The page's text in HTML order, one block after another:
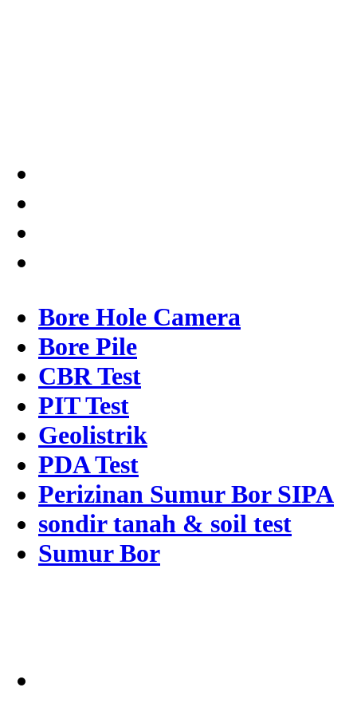
Bore Hole Camera
Bore Pile
CBR Test
PIT Test
Geolistrik
PDA Test
Perizinan Sumur Bor SIPA
sondir tanah & soil test
Sumur Bor